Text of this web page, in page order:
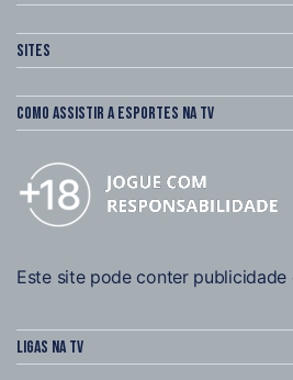
Sites
Como assistir a esportes na TV
Este site pode conter publicidade
Ligas na TV